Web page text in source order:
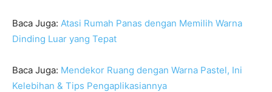
Baca Juga: Atasi Rumah Panas dengan Memilih Warna
Dinding Luar yang Tepat
Baca Juga: Mendekor Ruang dengan Warna Pastel, Ini
Kelebihan & Tips Pengaplikasiannya